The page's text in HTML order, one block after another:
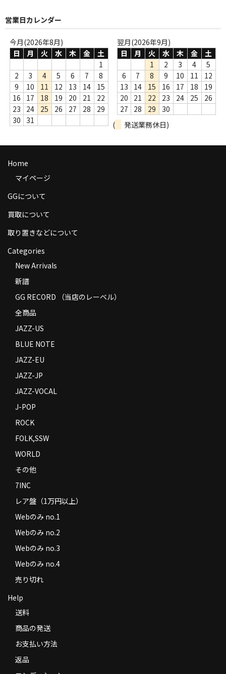
お支払い方法
返品
Privacy Policy
特定商取引法に基づく表示
営業日カレンダー
今月(2026年8月)
日
月 火 水 木 金
土
1
2
3 4 5 6 7
8
9
10 11 12 13 14
15
16
17 18 19 20 21
22
23
24 25 26 27 28
29
30
31
翌月(2026年9月)
日
月 火 水 木 金
土
1
2 3 4
5
6
7 8 9 10 11
12
13
14 15 16 17 18
19
20
21 22 23 24 25
26
27
28 29
30
(
発送業務休日)
Home
マイページ
GGについて
買取について
取り置きなどについて
Categories
New Arrivals
新譜
GG RECORD （当店のレーベル）
全商品
JAZZ-US
BLUE NOTE
JAZZ-EU
JAZZ-JP
JAZZ-VOCAL
J-POP
ROCK
FOLK,SSW
WORLD
その他
7INC
レア盤（1万円以上）
Webのみ no.1
Webのみ no.2
Webのみ no.3
Webのみ no.4
売り切れ
Help
送料
商品の発送
お支払い方法
返品